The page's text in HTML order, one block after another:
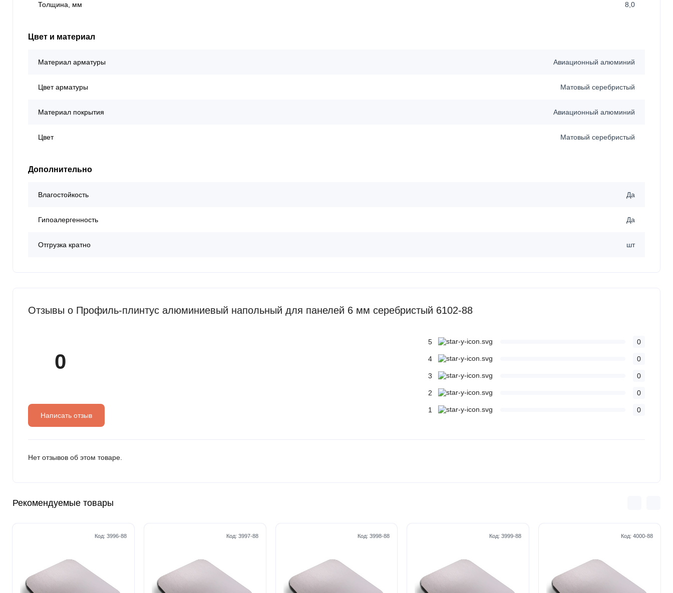
Толщина, мм 8,0
Цвет и материал
Материал арматуры Авиационный алюминий
Цвет арматуры Матовый серебристый
Материал покрытия Авиационный алюминий
Цвет Матовый серебристый
Дополнительно
Влагостойкость Да
Гипоалергенность Да
Отгрузка кратно шт
Отзывы о Профиль-плинтус алюминиевый напольный для панелей 6 мм серебристый 6102-88
0
Написать отзыв
5 0
4 0
3 0
2 0
1 0
Нет отзывов об этом товаре.
Рекомендуемые товары
Код: 3996-88 Код: 3997-88 Код:3998-88 Код:3999-88 Код: 4000-88